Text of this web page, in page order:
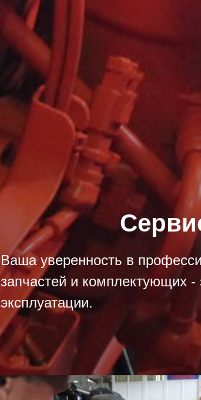
Ваша уверенность в
запчастей и комплектующих
эксплуатации.